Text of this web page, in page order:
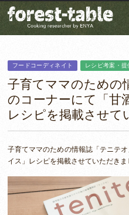
Skip
フードコーディネイト レシピ考案・提
子育てママのための
のコーナーにて「甘
レシピを掲載させて
子育てママのための情報誌「テニテ
イス」レシピを掲載させていただきま